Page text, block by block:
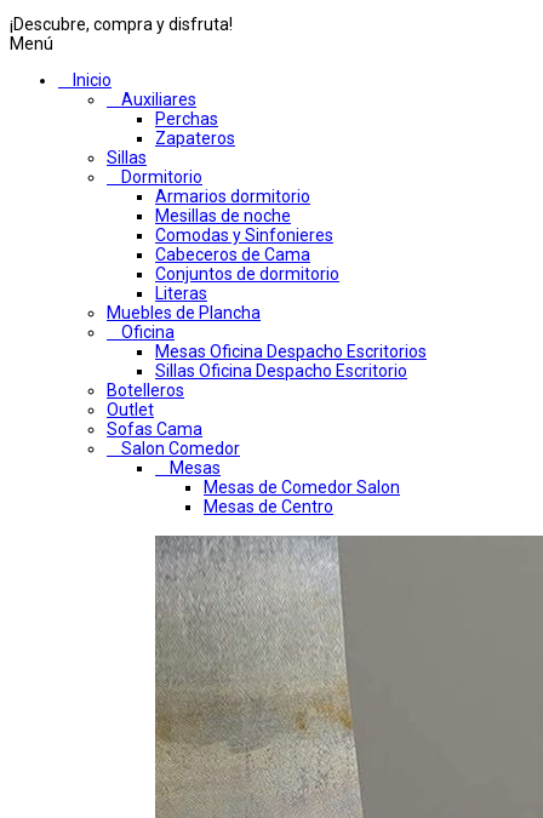
¡Descubre, compra y disfruta!
Menú
Inicio
Auxiliares
Perchas
Zapateros
Sillas
Dormitorio
Armarios dormitorio
Mesillas de noche
Comodas y Sinfonieres
Cabeceros de Cama
Conjuntos de dormitorio
Literas
Muebles de Plancha
Oficina
Mesas Oficina Despacho Escritorios
Sillas Oficina Despacho Escritorio
Botelleros
Outlet
Sofas Cama
Salon Comedor
Mesas
Mesas de Comedor Salon
Mesas de Centro